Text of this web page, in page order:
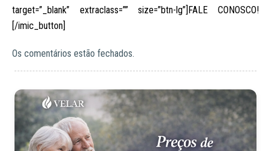
target=”_blank” extraclass=”” size=”btn-lg”]FALE CONOSCO!
[/imic_button]
Os comentários estão fechados.